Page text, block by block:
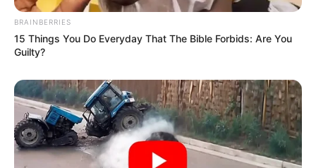
BRAINBERRIES
15 Things You Do Everyday That The Bible Forbids: Are You
Guilty?